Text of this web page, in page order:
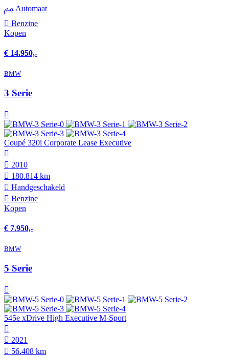
Automaat
Benzine
Kopen
€ 14.950,-
BMW
3 Serie
Coupé 320i Corporate Lease Executive
2010
180.814 km
Hand­geschakeld
Benzine
Kopen
€ 7.950,-
BMW
5 Serie
545e xDrive High Executive M-Sport
2021
56.408 km